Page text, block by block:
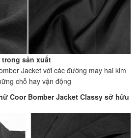
sản xuất
Jacket với các đường may hai kim
chỗ hay vận động
Coor Bomber Jacket Classy sở hữu